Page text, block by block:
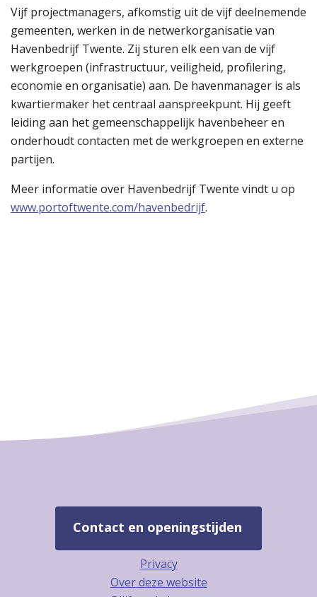
Vijf projectmanagers, afkomstig uit de vijf deelnemende
gemeenten, werken in de netwerkorganisatie van
Havenbedrijf Twente. Zij sturen elk een van de vijf
werkgroepen (infrastructuur, veiligheid, profilering,
economie en organisatie) aan. De havenmanager is als
kwartiermaker het centraal aanspreekpunt. Hij geeft
leiding aan het gemeenschappelijk havenbeheer en
onderhoudt contacten met de werkgroepen en externe
partijen.
Meer informatie over Havenbedrijf Twente vindt u op
www.portoftwente.com/havenbedrijf.
Contact en openingstijden
Privacy
Over deze website